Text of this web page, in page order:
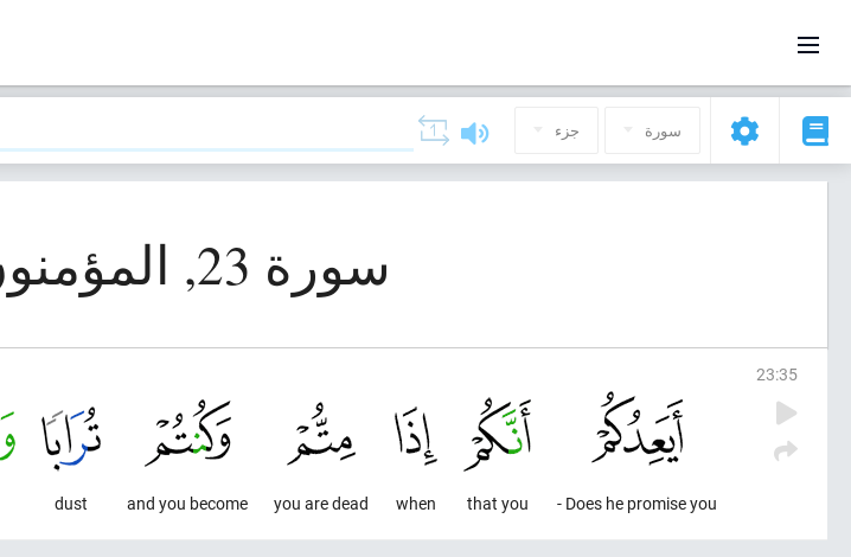
سورة جزء
سورة 23, المؤمنون (المؤمنون)
23:35
Does he promise you -
that you
when
you are dead
and you become
dust